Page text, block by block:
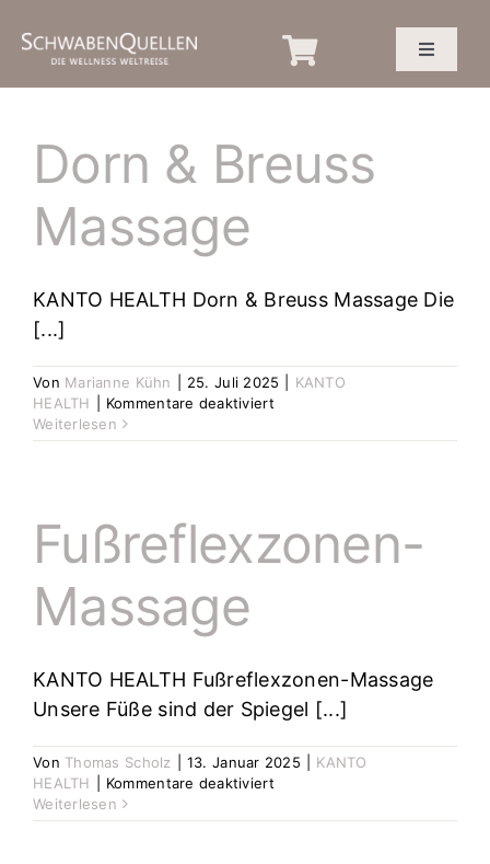
Inhalt
Toggle
PREISE & INFOS
BEREICHE
PRIVATE SPA
EVENTS
Dorn & Breuss
Massage
KANTO HEALTH Dorn & Breuss Massage Die
[...]
Von Marianne Kühn 25. Juli 2025
KANTO
HEALTH
Kommentare deaktiviertfür
&
Weiterlesen
Fußreflexzonen-
Massage
KANTO HEALTH Fußreflexzonen-Massage
Unsere Füße sind der Spiegel [...]
Von Thomas Scholz 13. Januar 2025
KANTO
HEALTH
Kommentare deaktiviertfür
Massage
Weiterlesen